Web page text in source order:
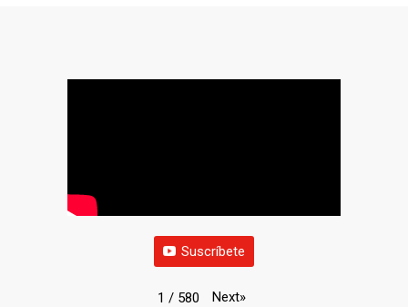
Suscríbete
1 / 580 Next»